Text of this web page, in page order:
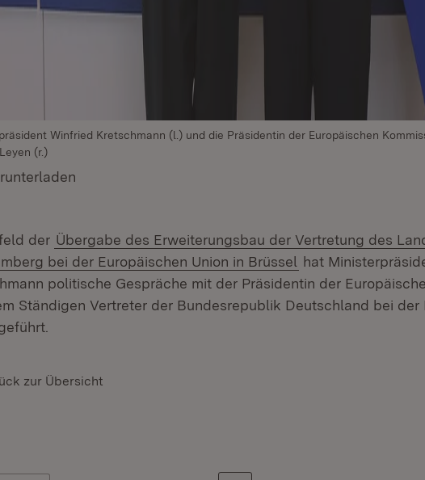
Winfried Kretschmann (l.) und die Präsidentin der Europäischen
(r.)
der Übergabe des Erweiterungsbau der Vertretung des
bei der Europäischen Union in Brüssel hat
politische Gespräche mit der Präsidentin der
Ständigen Vertreter der Bundesrepublik Deutschland bei der
zur Übersicht